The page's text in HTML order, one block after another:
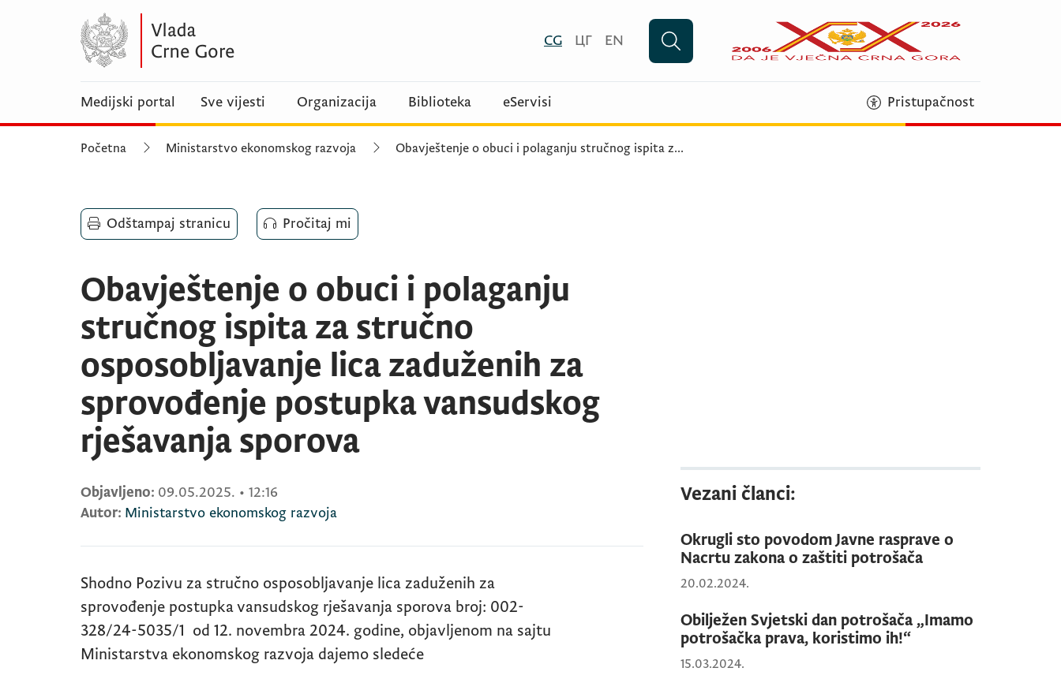
CG ЦГ EN
Medijski portal Sve vijesti Organizacija Biblioteka eServisi Pristupačnost
Početna Ministarstvo ekonomskog razvoja Obavještenje o obuci i polaganju stručnog ispita z...
Odštampaj stranicu Pročitaj mi
Obavještenje o obuci i polaganju
stručnog ispita za stručno
osposobljavanje lica zaduženih za
sprovođenje postupka vansudskog
rješavanja sporova
Objavljeno: 09.05.2025. • 12:16
Autor: Ministarstvo ekonomskog razvoja
Shodno Pozivu za stručno osposobljavanje lica zaduženih za
sprovođenje postupka vansudskog rješavanja sporova broj: 002-
328/24-5035/1 od 12. novembra 2024. godine, objavljenom na sajtu
Ministarstva ekonomskog razvoja dajemo sledeće
Vezani članci:
Okrugli sto povodom Javne rasprave o
Nacrtu zakona o zaštiti potrošača
20.02.2024.
Obilježen Svjetski dan potrošača „Imamo
potrošačka prava, koristimo ih!“
15.03.2024.